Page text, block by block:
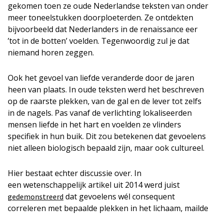
gekomen toen ze oude Nederlandse teksten van onder
meer toneelstukken doorploeterden. Ze ontdekten
bijvoorbeeld dat Nederlanders in de renaissance eer
’tot in de botten’ voelden. Tegenwoordig zul je dat
niemand horen zeggen.
Ook het gevoel van liefde veranderde door de jaren
heen van plaats. In oude teksten werd het beschreven
op de raarste plekken, van de gal en de lever tot zelfs
in de nagels. Pas vanaf de verlichting lokaliseerden
mensen liefde in het hart en voelden ze vlinders
specifiek in hun buik. Dit zou betekenen dat gevoelens
niet alleen biologisch bepaald zijn, maar ook cultureel.
Hier bestaat echter discussie over. In
een wetenschappelijk artikel uit 2014 werd juist
gedemonstreerd dat gevoelens wél consequent
correleren met bepaalde plekken in het lichaam, mailde